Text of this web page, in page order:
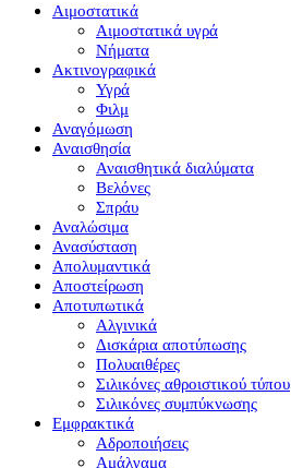
Αιμοστατικά
Αιμοστατικά υγρά
Νήματα
Ακτινογραφικά
Υγρά
Φιλμ
Αναγόμωση
Αναισθησία
Αναισθητικά διαλύματα
Βελόνες
Σπράυ
Αναλώσιμα
Ανασύσταση
Απολυμαντικά
Αποστείρωση
Αποτυπωτικά
Αλγινικά
Δισκάρια αποτύπωσης
Πολυαιθέρες
Σιλικόνες αθροιστικού τύπου
Σιλικόνες συμπύκνωσης
Εμφρακτικά
Αδροποιήσεις
Αμάλγαμα